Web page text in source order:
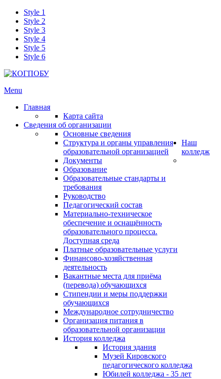
Style 1
Style 2
Style 3
Style 4
Style 5
Style 6
Menu
Главная
Карта сайта
Сведения об организации
Основные сведения
Структура и органы управления
образовательной организацией
Документы
Образование
Образовательные стандарты и
требования
Руководство
Педагогический состав
Материально-техническое
обеспечение и оснащённость
образовательного процесса.
Доступная среда
Платные образовательные услуги
Финансово-хозяйственная
деятельность
Вакантные места для приёма
(перевода) обучающихся
Стипендии и меры поддержки
обучающихся
Международное сотрудничество
Организация питания в
образовательной организации
Наш
колледж
История колледжа
История здания
Музей Кировского
педагогического колледжа
Юбилей колледжа - 35 лет